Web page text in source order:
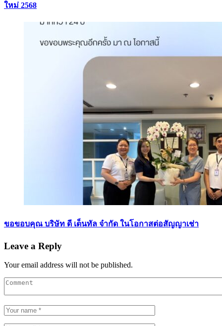
ใหม่ 2568
ขอขอบคุณ บริษัท ดี เด็นทัล จำกัด ในโอกาสต่อสัญญาเช่า
Leave a Reply
Your email address will not be published.